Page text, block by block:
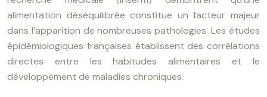
alimentation déséquilibrée constitue un facteur majeur
dans l’apparition de nombreuses pathologies. Les études
épidémiologiques françaises établissent des corrélations
directes entre les habitudes alimentaires et le
développement de maladies chroniques.